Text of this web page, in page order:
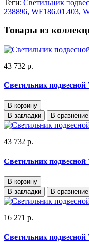
Теги: Светильник
238896, WE186.01.403,
Товары из
43 732 р.
Светильник
В корзину
В закладки
В сравнение
43 732 р.
Светильник
В корзину
В закладки
В сравнение
16 271 р.
Светильник